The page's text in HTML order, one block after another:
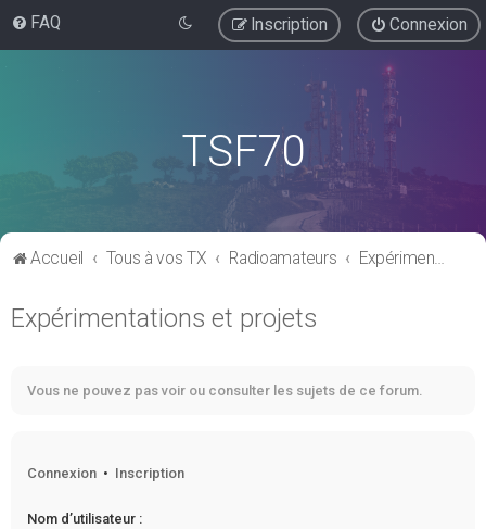
FAQ Connexion
Inscription
TSF70
Accueil Tous à vos TX Radioamateurs Expérimentations et projets
Expérimentations et projets
Vous ne pouvez pas voir ou consulter les sujets de ce forum.
Connexion • Inscription
Nom d’utilisateur :